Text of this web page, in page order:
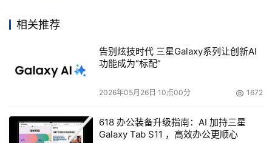
能耗执行546个服务器端Java操作。富士通公司在名单上有
四款，分数范围从356个操作到667个。
682个服务器端Java操作，而来自超微公司两款服务器的分
数分别为338和468。
相关推荐
告别炫技时代 三星Galaxy系列让创新AI
功能成为“标配”
2026年05月26日 10点00分 1672
618 办公装备升级指南：AI 加持三星
Galaxy Tab S11 ，高效办公更顺心